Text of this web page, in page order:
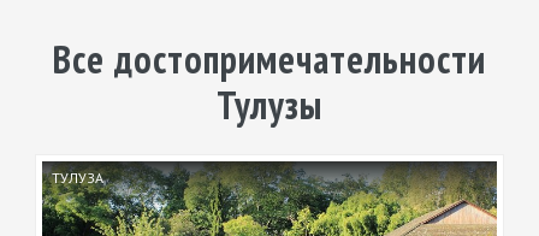
Все достопримечательности
Тулузы
ТУЛУЗА